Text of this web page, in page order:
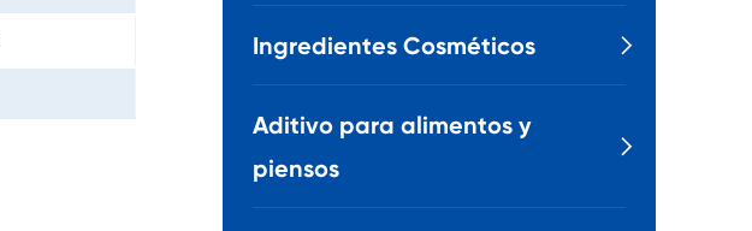
Ingredientes Cosméticos 
Aditivo para alimentos y
piensos
